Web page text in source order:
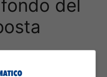
del